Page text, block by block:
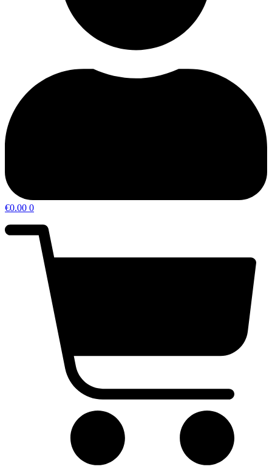
€0.00 0